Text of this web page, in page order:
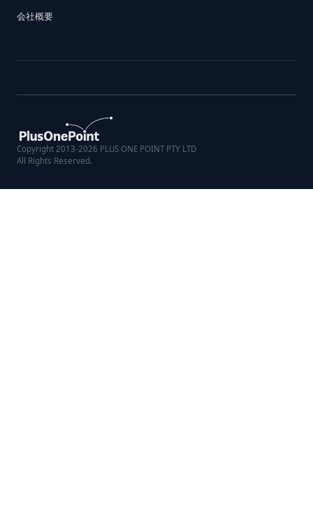
会社概要
Copyright 2013-2026 PLUS ONE POINT PTY LTD
All Rights Reserved.